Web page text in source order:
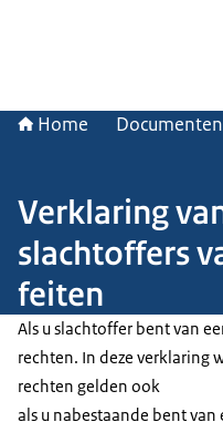
Home Documenten
Verklaring
slachtoffers
feiten
Als u slachtoffer bent van
rechten. In deze verklaring
rechten gelden ook
als u nabestaande bent